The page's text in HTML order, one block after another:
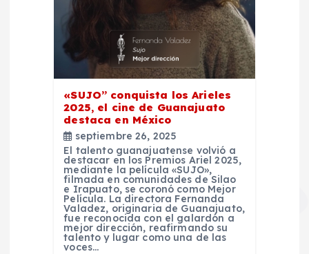
«SUJO” conquista los Arieles
2025, el cine de Guanajuato
destaca en México
septiembre 26, 2025
El talento guanajuatense volvió a
destacar en los Premios Ariel 2025,
mediante la película «SUJO»,
filmada en comunidades de Silao
e Irapuato, se coronó como Mejor
Película. La directora Fernanda
Valadez, originaria de Guanajuato,
fue reconocida con el galardón a
mejor dirección, reafirmando su
talento y lugar como una de las
voces…